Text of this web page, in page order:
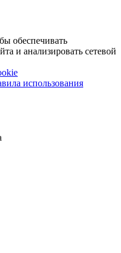
обеспечивать
и анализировать сетевой
использования